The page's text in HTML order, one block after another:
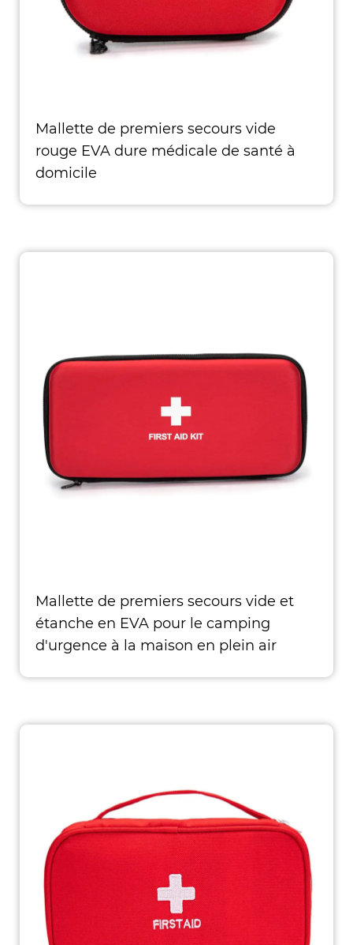
Mallette de premiers secours vide
rouge EVA dure médicale de santé à
domicile
Mallette de premiers secours vide et
étanche en EVA pour le camping
d'urgence à la maison en plein air